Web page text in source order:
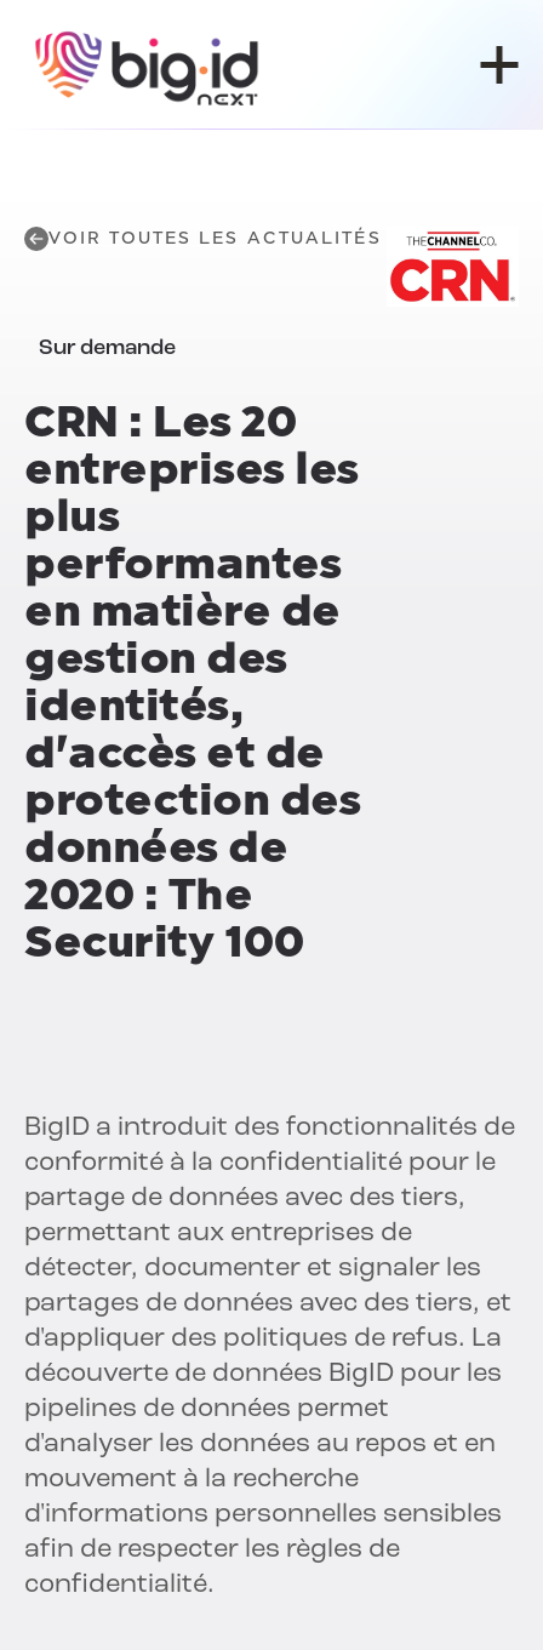
VOIR TOUTES LES ACTUALITÉS
Sur demande
CRN : Les 20
entreprises les
plus
performantes
en matière de
gestion des
identités,
d'accès et de
protection des
données de
2020 : The
Security 100
BigID a introduit des fonctionnalités de
conformité à la confidentialité pour le
partage de données avec des tiers,
permettant aux entreprises de
détecter, documenter et signaler les
partages de données avec des tiers, et
d'appliquer des politiques de refus. La
découverte de données BigID pour les
pipelines de données permet
d'analyser les données au repos et en
mouvement à la recherche
d'informations personnelles sensibles
afin de respecter les règles de
confidentialité.